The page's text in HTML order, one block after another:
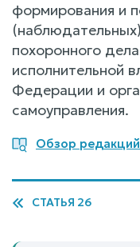
формирования и
похоронного
исполнительной
Федерации и
самоуправления.
Обзор
СТАТЬЯ 26